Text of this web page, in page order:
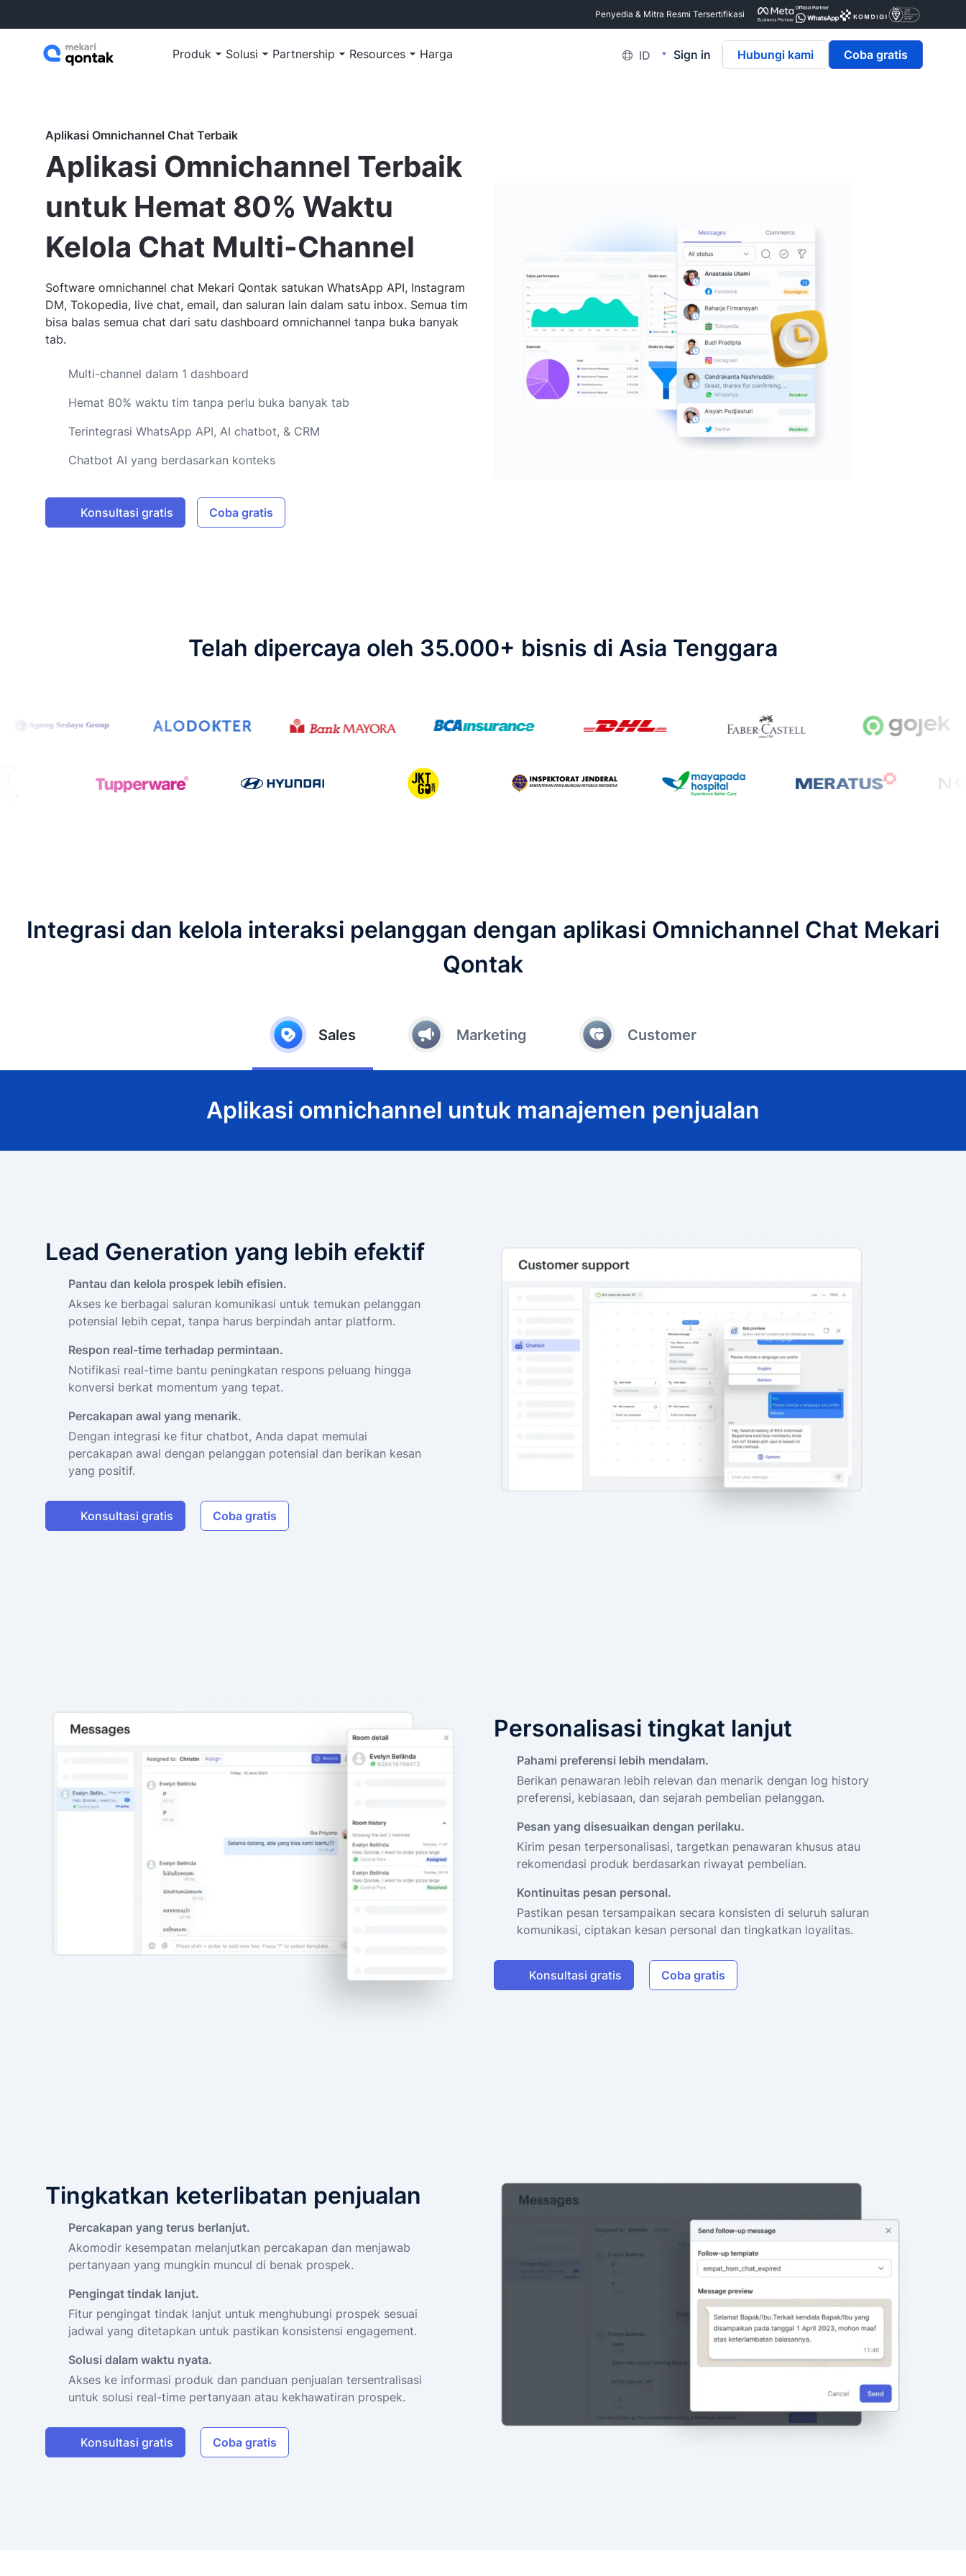
Penyedia & Mitra Resmi Tersertifikasi
Produk Solusi Partnership Resources Harga ID Sign in Hubungi kami Coba gratis
Aplikasi Omnichannel Chat Terbaik
Aplikasi Omnichannel Terbaik
untuk Hemat 80% Waktu
Kelola Chat Multi-Channel
Software omnichannel chat Mekari Qontak satukan WhatsApp API, Instagram
DM, Tokopedia, live chat, email, dan saluran lain dalam satu inbox. Semua tim
bisa balas semua chat dari satu dashboard omnichannel tanpa buka banyak
tab.
Multi-channel dalam 1 dashboard
Hemat 80% waktu tim tanpa perlu buka banyak tab
Terintegrasi WhatsApp API, AI chatbot, & CRM
Chatbot AI yang berdasarkan konteks
Konsultasi gratis Coba gratis
Telah dipercaya oleh 35.000+ bisnis di Asia Tenggara
Integrasi dan kelola interaksi pelanggan dengan aplikasi Omnichannel Chat Mekari
Qontak
Sales Marketing Customer
Aplikasi omnichannel untuk manajemen penjualan
Lead Generation yang lebih efektif
Pantau dan kelola prospek lebih efisien.
Akses ke berbagai saluran komunikasi untuk temukan pelanggan
potensial lebih cepat, tanpa harus berpindah antar platform.
Respon real-time terhadap permintaan.
Notifikasi real-time bantu peningkatan respons peluang hingga
konversi berkat momentum yang tepat.
Percakapan awal yang menarik.
Dengan integrasi ke fitur chatbot, Anda dapat memulai
percakapan awal dengan pelanggan potensial dan berikan kesan
yang positif.
Konsultasi gratis Coba gratis
Personalisasi tingkat lanjut
Pahami preferensi lebih mendalam.
Berikan penawaran lebih relevan dan menarik dengan log history
preferensi, kebiasaan, dan sejarah pembelian pelanggan.
Pesan yang disesuaikan dengan perilaku.
Kirim pesan terpersonalisasi, targetkan penawaran khusus atau
rekomendasi produk berdasarkan riwayat pembelian.
Kontinuitas pesan personal.
Pastikan pesan tersampaikan secara konsisten di seluruh saluran
komunikasi, ciptakan kesan personal dan tingkatkan loyalitas.
Konsultasi gratis Coba gratis
Tingkatkan keterlibatan penjualan
Percakapan yang terus berlanjut.
Akomodir kesempatan melanjutkan percakapan dan menjawab
pertanyaan yang mungkin muncul di benak prospek.
Pengingat tindak lanjut.
Fitur pengingat tindak lanjut untuk menghubungi prospek sesuai
jadwal yang ditetapkan untuk pastikan konsistensi engagement.
Solusi dalam waktu nyata.
Akses ke informasi produk dan panduan penjualan tersentralisasi
untuk solusi real-time pertanyaan atau kekhawatiran prospek.
Konsultasi gratis Coba gratis